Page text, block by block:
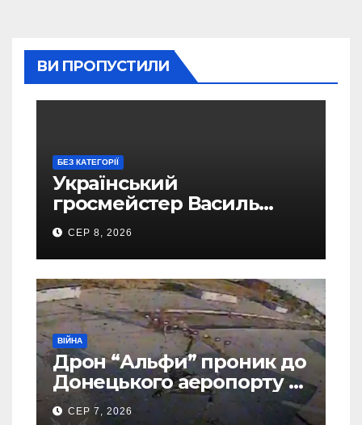
ВИ ПРОПУСТИЛИ
БЕЗ КАТЕГОРІЇ
Український
гросмейстер Василь
Іванчук увійде до Зали
світової шахової слави
СЕР 8, 2026
ВІЙНА
Дрон “Альфи” проник до
Донецького аеропорту та
спалив “Шахед” ще до
СЕР 7, 2026